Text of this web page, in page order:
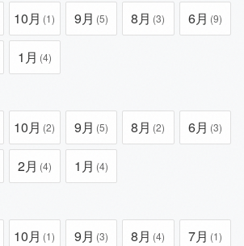
10月 (1) 9月 (5) 8月 (3) 6月 (9)
1月 (4)
10月 (2) 9月 (5) 8月 (2) 6月 (3)
2月 (4) 1月 (4)
10月 (1) 9月 (3) 8月 (4) 7月 (1)